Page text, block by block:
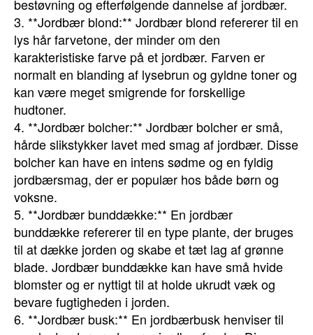
bestøvning og efterfølgende dannelse af jordbær.
3. **Jordbær blond:** Jordbær blond refererer til en
lys hår farvetone, der minder om den
karakteristiske farve på et jordbær. Farven er
normalt en blanding af lysebrun og gyldne toner og
kan være meget smigrende for forskellige
hudtoner.
4. **Jordbær bolcher:** Jordbær bolcher er små,
hårde slikstykker lavet med smag af jordbær. Disse
bolcher kan have en intens sødme og en fyldig
jordbærsmag, der er populær hos både børn og
voksne.
5. **Jordbær bunddække:** En jordbær
bunddække refererer til en type plante, der bruges
til at dække jorden og skabe et tæt lag af grønne
blade. Jordbær bunddække kan have små hvide
blomster og er nyttigt til at holde ukrudt væk og
bevare fugtigheden i jorden.
6. **Jordbær busk:** En jordbærbusk henviser til